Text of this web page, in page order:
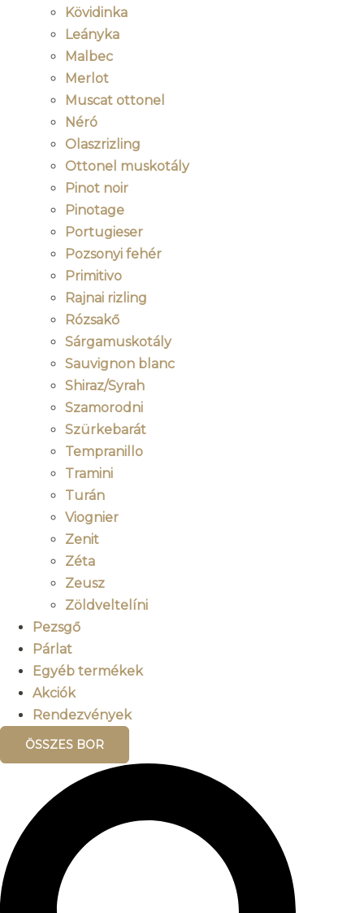
Kövidinka
Leányka
Malbec
Merlot
Muscat ottonel
Néró
Olaszrizling
Ottonel muskotály
Pinot noir
Pinotage
Portugieser
Pozsonyi fehér
Primitivo
Rajnai rizling
Rózsakő
Sárgamuskotály
Sauvignon blanc
Shiraz/Syrah
Szamorodni
Szürkebarát
Tempranillo
Tramini
Turán
Viognier
Zenit
Zéta
Zeusz
Zöldveltelíni
Pezsgő
Párlat
Egyéb termékek
Akciók
Rendezvények
ÖSSZES BOR